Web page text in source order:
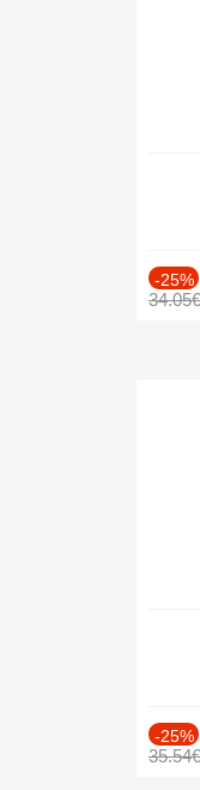
-25%
34.05€
-25%
35.54€